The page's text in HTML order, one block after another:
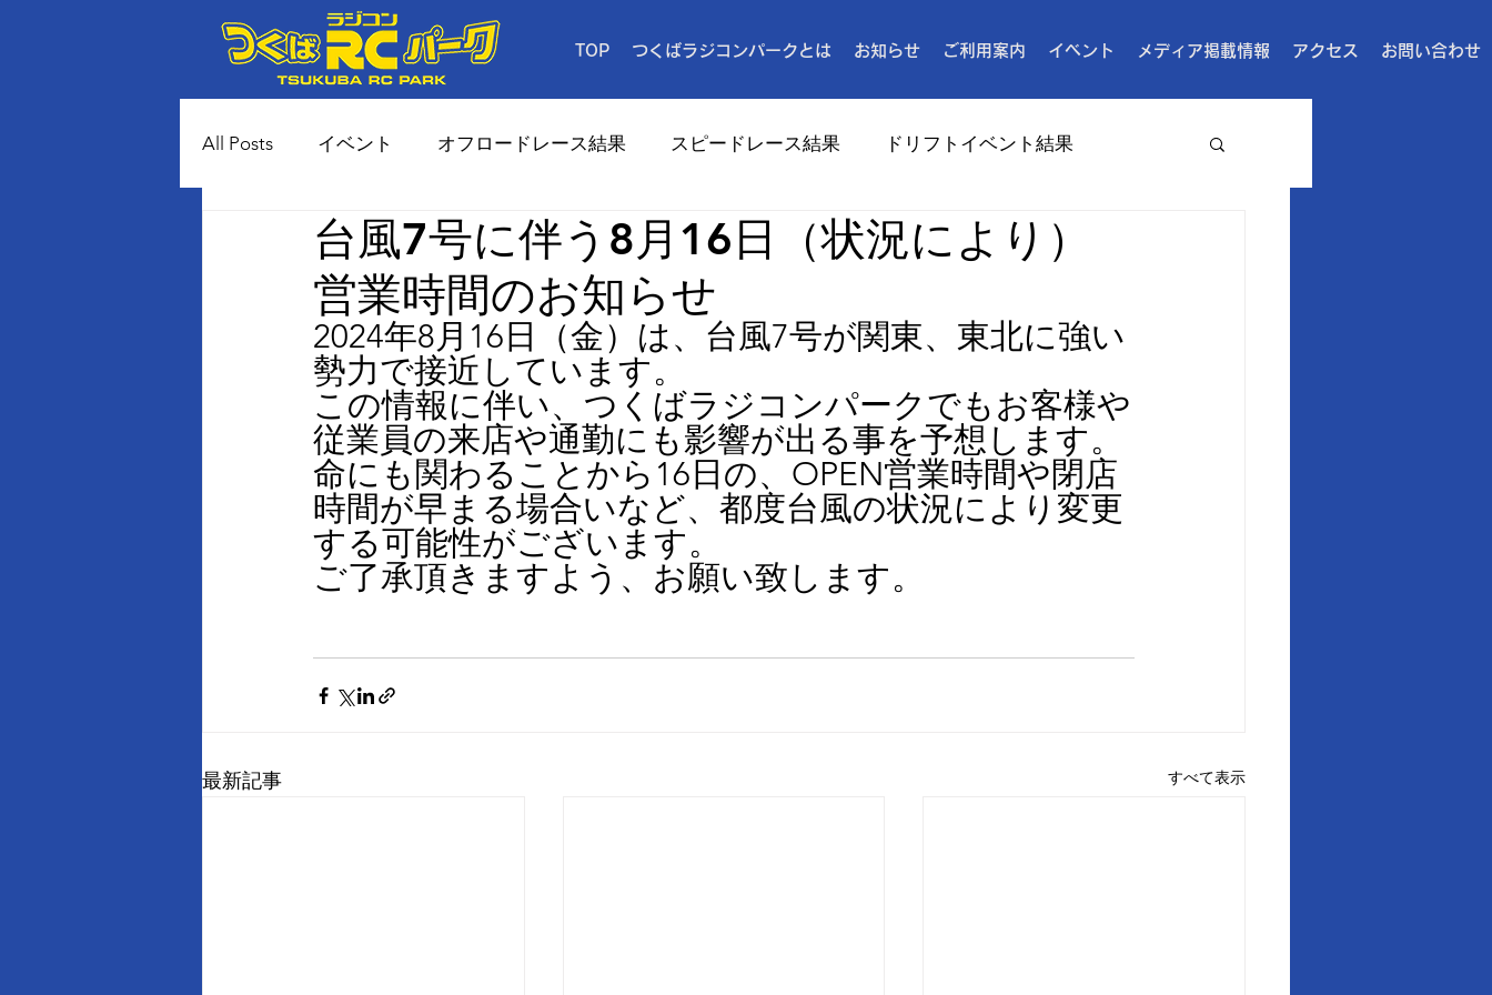
TOP つくばラジコンパークとは お知らせ ご利用案内 イベント メディア掲載情報 アクセス お問い合わせ
All Posts イベント オフロードレース結果 スピードレース結果 ドリフトイベント結果
80年代風 土コースイベント メディア
台風7号に伴う8月16日（状況により）
営業時間のお知らせ
2024年8月16日（金）は、台風7号が関東、東北に強い
勢力で接近しています。
この情報に伴い、つくばラジコンパークでもお客様や
従業員の来店や通勤にも影響が出る事を予想します。
命にも関わることから16日の、OPEN営業時間や閉店
時間が早まる場合いなど、都度台風の状況により変更
する可能性がございます。
ご了承頂きますよう、お願い致します。
最新記事 すべて表示